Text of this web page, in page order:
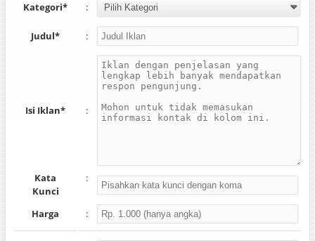
Kategori* :
Judul* :
Isi Iklan* :
Kata
Kunci
:
Harga :